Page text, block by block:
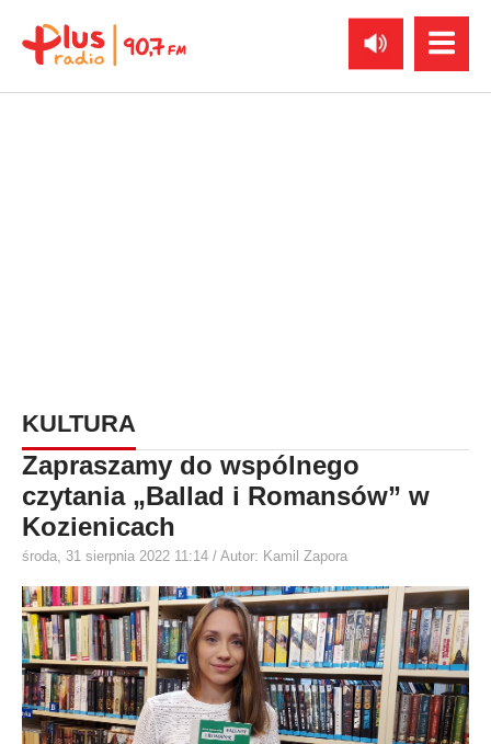
KULTURA
Zapraszamy do wspólnego
czytania „Ballad i Romansów” w
Kozienicach
środa, 31 sierpnia 2022 11:14 / Autor: Kamil Zapora